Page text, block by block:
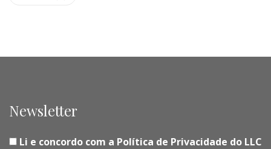
Newsletter
Li e concordo com a Política de Privacidade do LLC